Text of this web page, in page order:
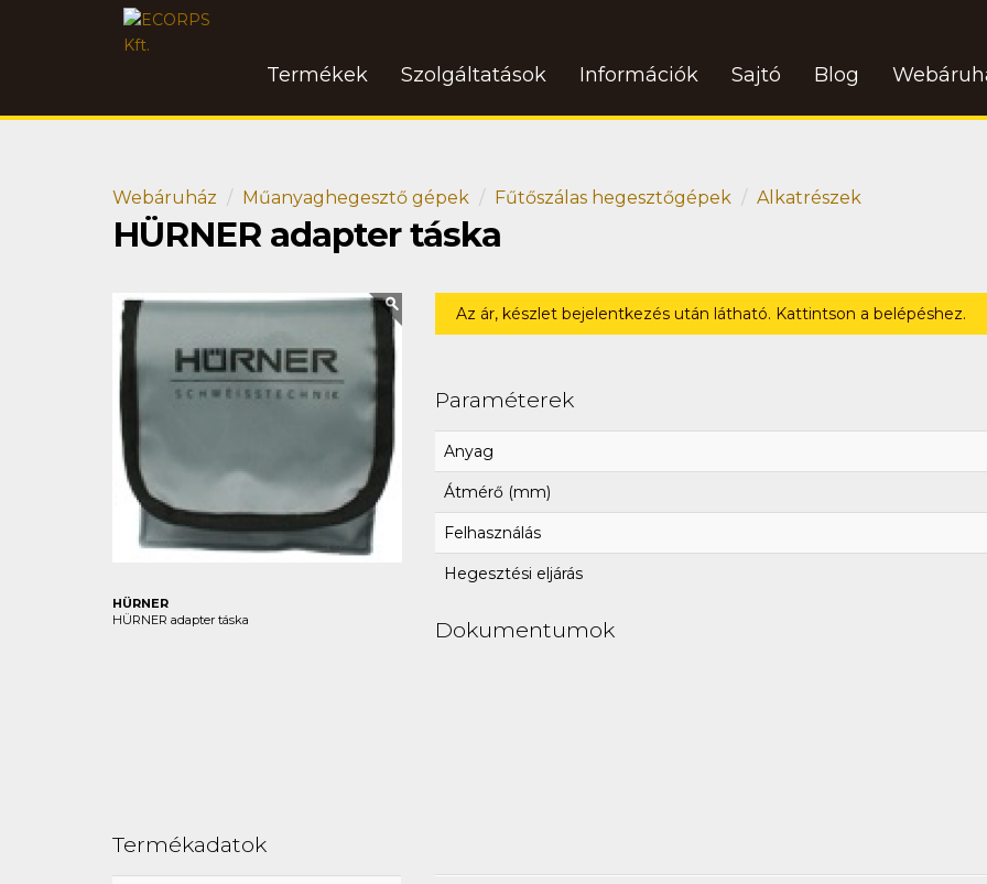
Termékek Szolgáltatások Információk Sajtó Blog
Webáruház Műanyaghegesztő gépek Fűtőszálas hegesztőgépek Alkatrészek
HÜRNER adapter táska
HÜRNER
HÜRNER adapter táska
Az ár, készlet bejelentkezés után látható. Kattintson a belépéshez.
Paraméterek
Anyag
Átmérő (mm)
Felhasználás
Hegesztési eljárás
Dokumentumok
Termékadatok